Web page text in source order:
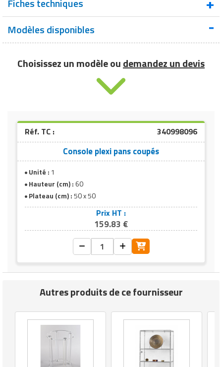
Matériel de musculation
Vêtement sportif
Rôtisserie professionnelle
Sautause professionnelle
Table de cuisson professionnelle
Tables de préparation réfrigérées
Vaisselle restaurant
Vitrines réfrigérées
Fiches techniques
Fiche technique - Console plexi pans coupés
Modèles disponibles
Choisissez un modèle oudemandez un devis
Réf. TC : 340998096
Console plexi pans coupés
Unité : 1
Hauteur (cm) : 60
Plateau (cm) :50 x 50
Prix HT :
159.83 €
Autres produits de ce fournisseur